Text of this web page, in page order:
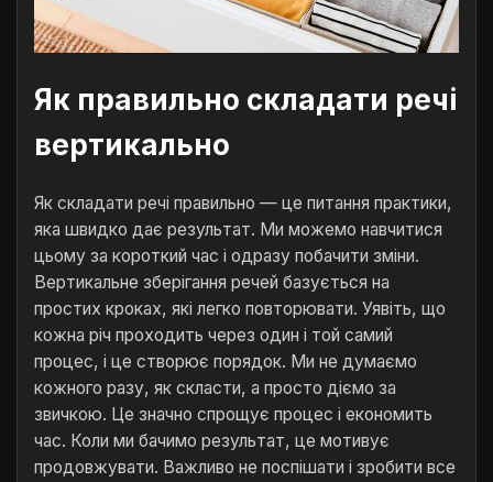
Як правильно складати речі
вертикально
Як складати речі правильно — це питання практики,
яка швидко дає результат. Ми можемо навчитися
цьому за короткий час і одразу побачити зміни.
Вертикальне зберігання речей базується на
простих кроках, які легко повторювати. Уявіть, що
кожна річ проходить через один і той самий
процес, і це створює порядок. Ми не думаємо
кожного разу, як скласти, а просто діємо за
звичкою. Це значно спрощує процес і економить
час. Коли ми бачимо результат, це мотивує
продовжувати. Важливо не поспішати і зробити все